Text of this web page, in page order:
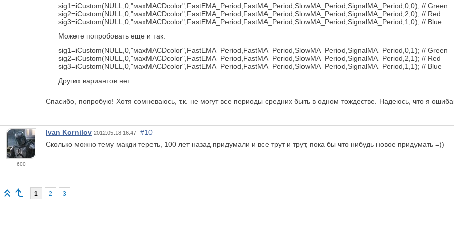
sig1=iCustom(NULL,0,"махМАСDcolor",FastEMA_Period,FastMA_Period,SlowMA_Period,SignalMA_Period,0,0); // Green
sig2=iCustom(NULL,0,"махМАСDcolor",FastEMA_Period,FastMA_Period,SlowMA_Period,SignalMA_Period,2,0); // Red
sig3=iCustom(NULL,0,"махМАСDcolor",FastEMA_Period,FastMA_Period,SlowMA_Period,SignalMA_Period,1,0); // Blue
Можете попробовать еще и так:
sig1=iCustom(NULL,0,"махМАСDcolor",FastEMA_Period,FastMA_Period,SlowMA_Period,SignalMA_Period,0,1); // Green
sig2=iCustom(NULL,0,"махМАСDcolor",FastEMA_Period,FastMA_Period,SlowMA_Period,SignalMA_Period,2,1); // Red
sig3=iCustom(NULL,0,"махМАСDcolor",FastEMA_Period,FastMA_Period,SlowMA_Period,SignalMA_Period,1,1); // Blue
Других вариантов нет.
Спасибо, попробую! Хотя сомневаюсь, т.к. не могут все периоды средних быть в одном тождестве. Надеюсь, что я
600
Ivan Kornilov 2012.05.18 16:47
#10
Сколько можно тему макди тереть, 100 лет назад придумали и все трут и трут, пока бы что нибудь новое придумать =))
1 2 3